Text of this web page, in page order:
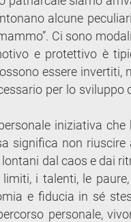
alcune
Ci sono
e protettivo è
essere invertiti,
per lo sviluppo
iniziativa che
significa non riuscire
dal caos e dai
i talenti, le
e fiducia in sé
personale,